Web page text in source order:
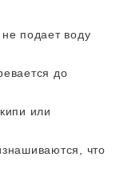
подает воду
до
или
что